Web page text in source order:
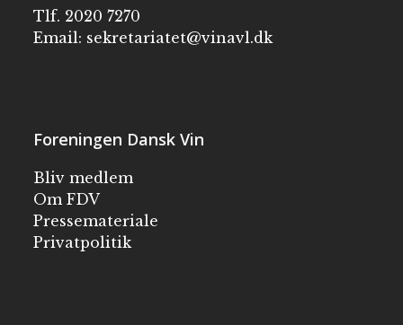
Tlf. 2020 7270
Email: sekretariatet@vinavl.dk
Foreningen Dansk Vin
Bliv medlem
Om FDV
Pressemateriale
Privatpolitik